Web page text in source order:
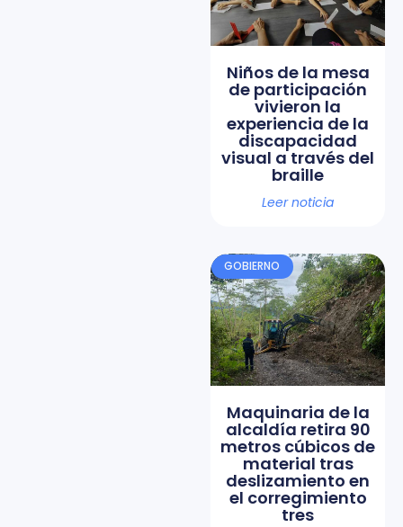
Niños de la mesa
de participación
vivieron la
experiencia de la
discapacidad
visual a través del
braille
Leer noticia
GOBIERNO
Maquinaria de la
alcaldía retira 90
metros cúbicos de
material tras
deslizamiento en
el corregimiento
tres